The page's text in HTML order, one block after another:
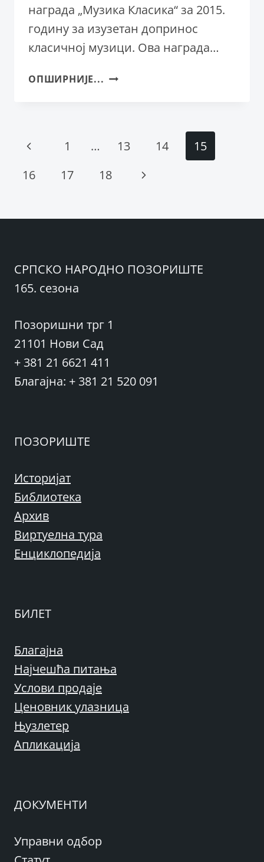
награда „Музика Класика“ за 2015.
годину за изузетан допринос
класичној музици. Ова награда…
ОПШИРНИЈЕ... НАГРАДА
МУЗИЦИ
ЛОГУНОВУ
Page
navigation
Previous
Page
1 … 13 14
15
16
17 18
Next
СРПСКО НАРОДНО ПОЗОРИШТЕ
165. сезона
Позоришни трг 1
21101 Нови Сад
+ 381 21 6621 411
Благајна: + 381 21 520 091
ПОЗОРИШТЕ
Историјат
Библиотека
Архив
Виртуелна тура
Енциклопедија
БИЛЕТ
Благајна
Најчешћа питања
Услови продаје
Ценовник улазница
Њузлетер
Апликација
ДОКУМЕНТИ
Управни одбор